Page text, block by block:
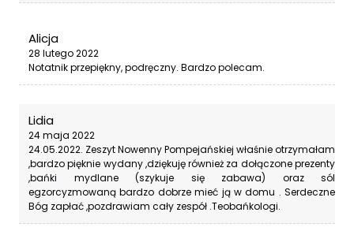
Alicja
28 lutego 2022
Notatnik przepiękny, podręczny. Bardzo polecam.
Lidia
24 maja 2022
24.05.2022. Zeszyt Nowenny Pompejańskiej właśnie otrzymałam
,bardzo pięknie wydany ,dziękuję również za dołączone prezenty
,bańki mydlane (szykuje się zabawa) oraz sól
egzorcyzmowaną bardzo dobrze mieć ją w domu . Serdeczne
Bóg zapłać ,pozdrawiam cały zespół .Teobańkologi.